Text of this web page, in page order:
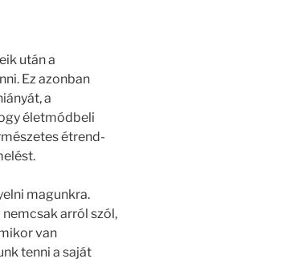
után a
Ez azonban
a
életmódbeli
étrend-
magunkra.
arról szól,
van
tenni a saját